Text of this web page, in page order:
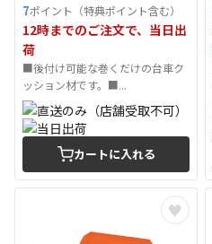
7ポイント（特典ポイント含む）
12時までのご注文で、当日出
荷
■後付け可能な巻くだけの台車ク
ッション材です。■...
カートに入れる